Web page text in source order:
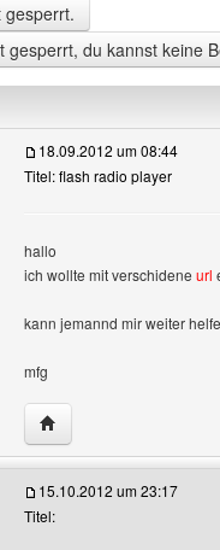
gesperrt.
gesperrt, du kannst keine
Profile anzeigen
18.09.2012 um 08:44
Titel: flash radio player
hallo
ich wollte mit verschidene url
kann jemannd mir weiter
mfg
Website dieses
15.10.2012 um 23:17
Titel: